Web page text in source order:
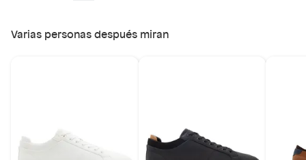
nVarias personas después miran